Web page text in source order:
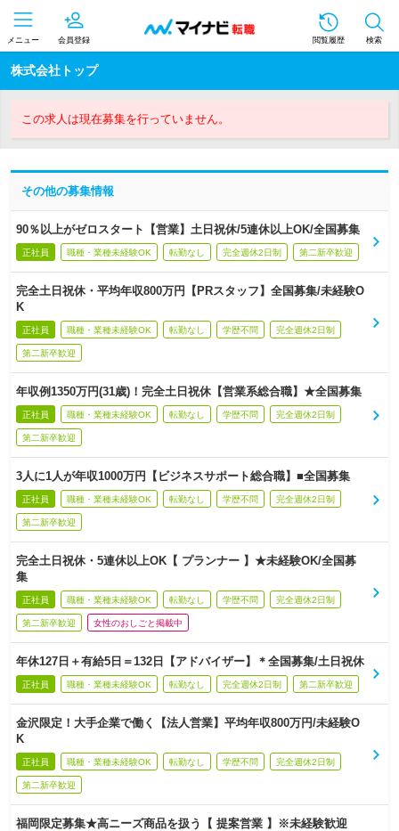
メニュー 会員登録 閲覧履歴 検索
株式会社トップ
この求人は現在募集を行っていません。
その他の募集情報
90％以上がゼロスタート【営業】土日祝休/5連休以上OK/全国募集
正社員 職種・業種未経験OK 転勤なし 完全週休2日制 第二新卒歓迎
完全土日祝休・平均年収800万円【PRスタッフ】全国募集/未経験O
K
正社員 職種・業種未経験OK 転勤なし 学歴不問 完全週休2日制
第二新卒歓迎
年収例1350万円(31歳)！完全土日祝休【営業系総合職】★全国募集
正社員 職種・業種未経験OK 転勤なし 学歴不問 完全週休2日制
第二新卒歓迎
3人に1人が年収1000万円【ビジネスサポート総合職】■全国募集
正社員 職種・業種未経験OK 転勤なし 学歴不問 完全週休2日制
第二新卒歓迎
完全土日祝休・5連休以上OK【 プランナー 】★未経験OK/全国募
集
正社員 職種・業種未経験OK 転勤なし 学歴不問 完全週休2日制
第二新卒歓迎 女性のおしごと掲載中
年休127日＋有給5日＝132日【アドバイザー】＊全国募集/土日祝休
正社員 職種・業種未経験OK 転勤なし 完全週休2日制 第二新卒歓迎
金沢限定！大手企業で働く【法人営業】平均年収800万円/未経験O
K
正社員 職種・業種未経験OK 転勤なし 学歴不問 完全週休2日制
第二新卒歓迎
福岡限定募集★高ニーズ商品を扱う【 提案営業 】※未経験歓迎